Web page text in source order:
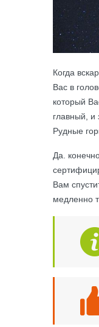
Когда
Вас в
который
главный, и
Рудные
Да.
Вам
медленно